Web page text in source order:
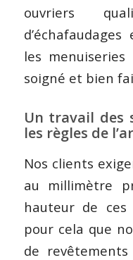
ouvriers
les
soigné et bien
Un travail des
les règles de
Nos clients
au millimètre
hauteur de ces
pour cela que
de